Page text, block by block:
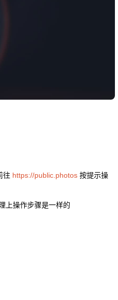
往 https://public.photos 按提示操
上操作步骤是一样的